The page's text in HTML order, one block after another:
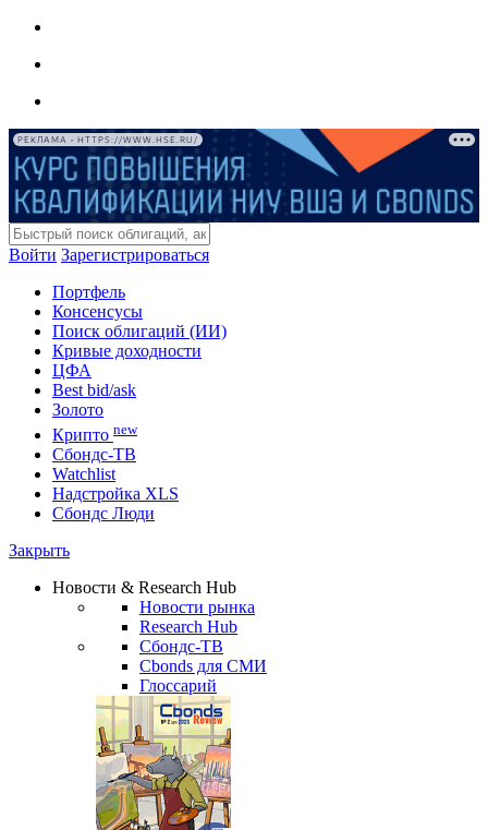
РЕКЛАМА • HTTPS://WWW.HSE.RU/
Войти Зарегистрироваться
Портфель
Консенсусы
Поиск облигаций (ИИ)
Кривые доходности
ЦФА
Best bid/ask
Золото
Крипто new
Сбондс-ТВ
Watchlist
Надстройка XLS
Сбондс Люди
Закрыть
Новости & Research Hub
Новости рынка
Research Hub
Сбондс-ТВ
Cbonds для СМИ
Глоссарий